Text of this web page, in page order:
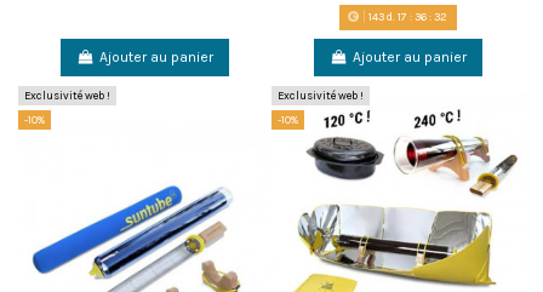
Ajouter au panier
143d. 17 :36:31
Ajouter au panier
Exclusivité web !
-10%
Exclusivité web !
-10%